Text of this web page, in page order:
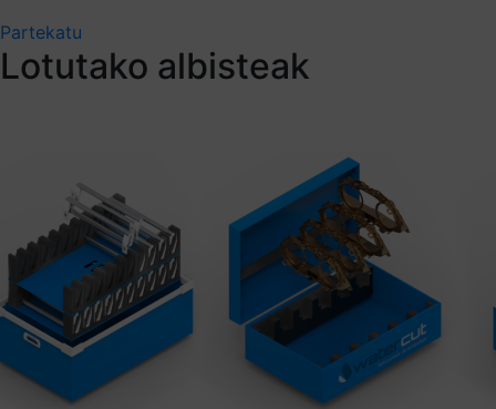
Partekatu
Lotutako albisteak